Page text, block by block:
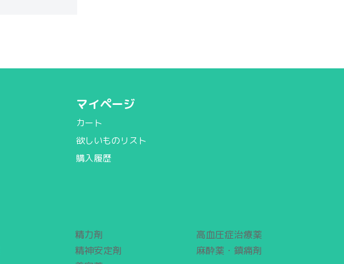
マイページ
カート
欲しいものリスト
購入履歴
精力剤
精神安定剤
高血圧症治療薬
麻酔薬・鎮痛剤